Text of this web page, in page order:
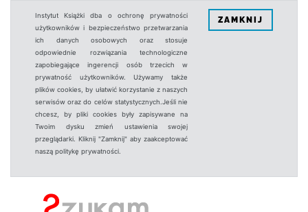
Instytut Książki dba o ochronę prywatności
użytkowników i bezpieczeństwo przetwarzania
ich danych osobowych oraz stosuje
odpowiednie rozwiązania technologiczne
zapobiegające ingerencji osób trzecich w
prywatność użytkowników. Używamy także
plików cookies, by ułatwić korzystanie z naszych
serwisów oraz do celów statystycznych.Jeśli nie
chcesz, by pliki cookies były zapisywane na
Twoim dysku zmień ustawienia swojej
przeglądarki. Kliknij "Zamknij" aby zaakceptować
naszą politykę prywatności.
ZAMKNIJ